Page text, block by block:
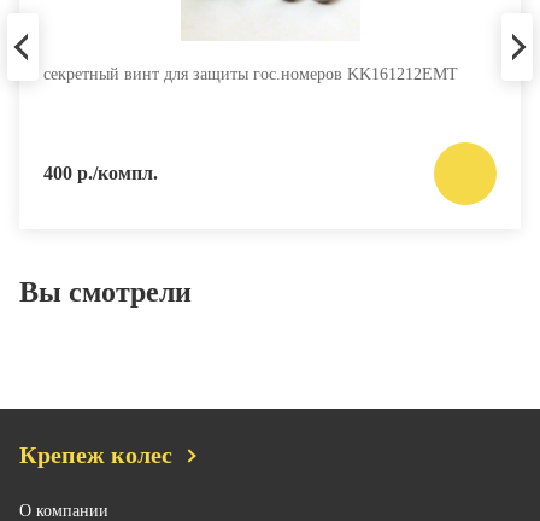
секретный винт для защиты гос.номеров KK161212EMT
400 р./компл.
Вы смотрели
Крепеж колес
О компании